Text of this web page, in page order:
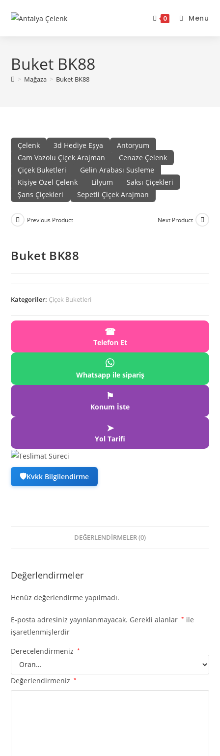
0 Menu
Buket BK88
> Mağaza > Buket BK88
Çelenk 3d Hediye Eşya
Antoryum
Cam Vazolu Çiçek Arajman
Cenaze Çelenk
Çiçek Buketleri
Gelin Arabası Susleme
Kişiye Özel Çelenk
Lilyum
Saksı Çiçekleri
Şans Çiçekleri
Sepetli Çiçek Arajman
Previous Product Next Product
Buket BK88
Kategoriler: Çiçek Buketleri
☎
Telefon Et
Whatsapp ile sipariş
⚑
Konum İste
➤
Yol Tarifi
🛡Kvkk Bilgilendirme
DEĞERLENDIRMELER (0)
Değerlendirmeler
Henüz değerlendirme yapılmadı.
E-posta adresiniz yayınlanmayacak. Gerekli alanlar * ile
işaretlenmişlerdir
Derecelendirmeniz *
Değerlendirmeniz *